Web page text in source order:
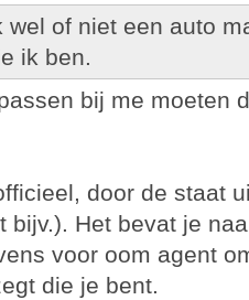
wel of niet een auto
ik ben.
bij me moeten
door de staat
bijv.). Het bevat je
voor oom agent
die je bent.